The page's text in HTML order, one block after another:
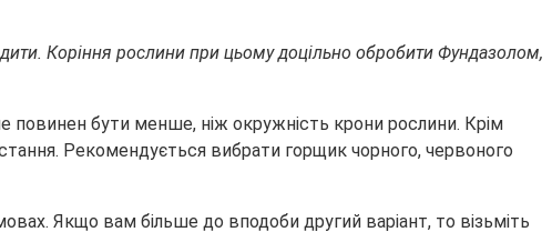
Коріння рослини при цьому доцільно обробити Фундазолом,
повинен бути менше, ніж окружність крони рослини. Крім
Рекомендується вибрати горщик чорного, червоного
Якщо вам більше до вподоби другий варіант, то візьміть